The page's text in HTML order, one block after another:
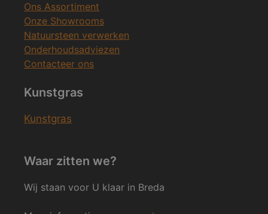
Ons Assortiment
Onze Showrooms
Natuursteen verwerken
Onderhoudsadviezen
Contacteer ons
Kunstgras
Kunstgras
Waar zitten we?
Wij staan voor U klaar in Breda